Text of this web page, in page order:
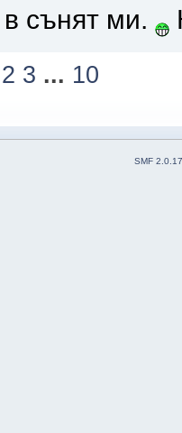
сънят ми.
2 3 ... 10
SMF 2.0.17